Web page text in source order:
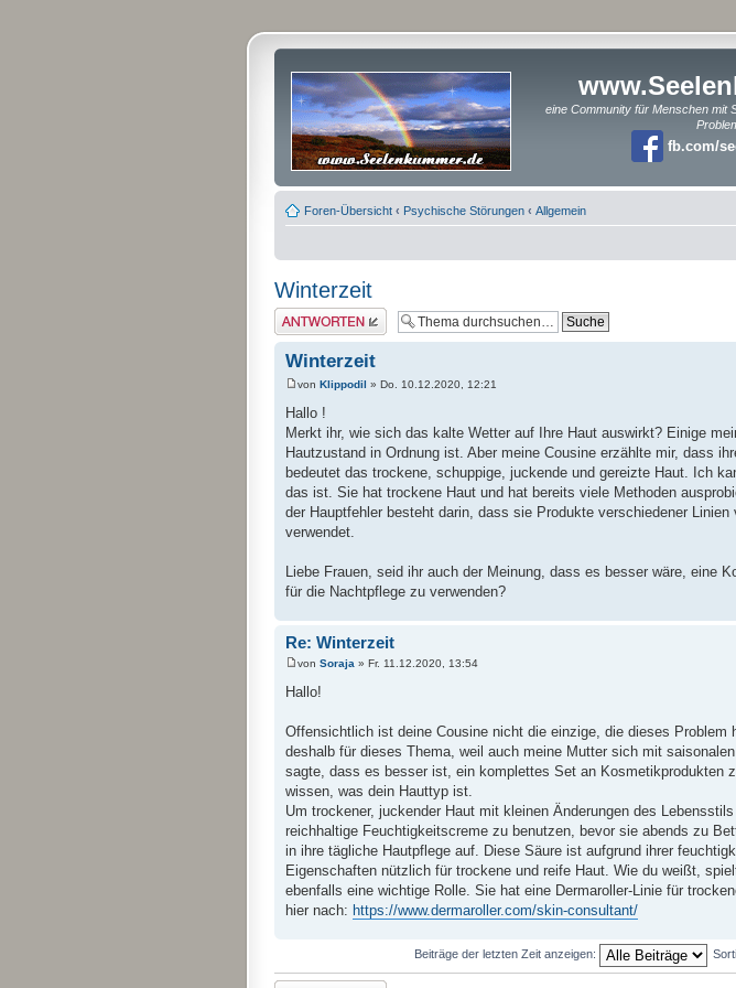
eine Community für Menschen mit
fb.com/
Foren-Übersicht ‹ Psychische Störungen ‹ Allgemein
Winterzeit
Antwort erstellen
Winterzeit
von Klippodil » Do. 10.12.2020, 12:21
Hallo !
Merkt ihr, wie sich das kalte Wetter auf Ihre Haut auswirkt? Einige
Hautzustand in Ordnung ist. Aber meine Cousine erzählte mir, dass
bedeutet das trockene, schuppige, juckende und gereizte Haut. Ich
das ist. Sie hat trockene Haut und hat bereits viele Methoden
der Hauptfehler besteht darin, dass sie Produkte verschiedener
verwendet.
Liebe Frauen, seid ihr auch der Meinung, dass es besser wäre, eine
für die Nachtpflege zu verwenden?
Re: Winterzeit
von Soraja » Fr. 11.12.2020, 13:54
Hallo!
Offensichtlich ist deine Cousine nicht die einzige, die dieses Problem
deshalb für dieses Thema, weil auch meine Mutter sich mit
sagte, dass es besser ist, ein komplettes Set an Kosmetikprodukten
wissen, was dein Hauttyp ist.
Um trockener, juckender Haut mit kleinen Änderungen des
reichhaltige Feuchtigkeitscreme zu benutzen, bevor sie abends zu
in ihre tägliche Hautpflege auf. Diese Säure ist aufgrund ihrer
Eigenschaften nützlich für trockene und reife Haut. Wie du weißt,
ebenfalls eine wichtige Rolle. Sie hat eine Dermaroller-Linie für
hier nach: https://www.dermaroller.com/skin-consultant/
Beiträge der letzten Zeit anzeigen: